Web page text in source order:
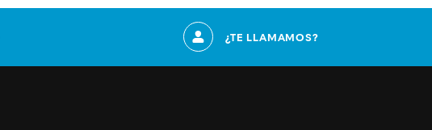
¿TE LLAMAMOS?